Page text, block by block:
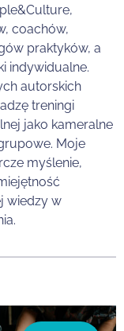
coachów,
praktyków, a
indywidualne.
autorskich
treningi
jako kameralne
Moje
myślenie,
wiedzy w